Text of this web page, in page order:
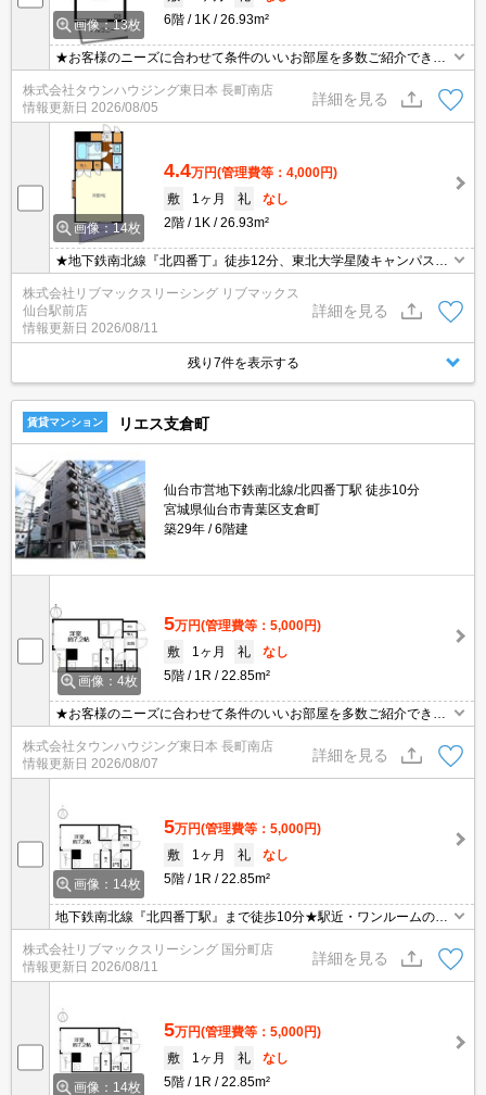
画像：13枚
6階
1K 26.93m²
★お客様のニーズに合わせて条件のいいお部屋を多数ご紹介できま
す★賃貸物件のお部屋探しはタウンハウジングへ
株式会社タウンハウジング東日本 長町南店
情報更新日 2026/08/05
詳細を見る
画像：14枚
4.4万円(管理費等：4,000円)
敷
1ヶ月 礼
なし
2階
1K 26.93m²
★地下鉄南北線『北四番丁』徒歩12分、東北大学星陵キャンパスま
で徒歩10分と通学便利な立地です。仙台市中心部へも徒歩圏内で買
物便利！洋室広々9帖・無料Wi-Fi・都市ガスで経済的！
株式会社リブマックスリーシング リブマックス
仙台駅前店
情報更新日 2026/08/11
詳細を見る
残り7件を表示する
賃貸マンション リエス支倉町
仙台市営地下鉄南北線/北四番丁駅 徒歩10分
宮城県仙台市青葉区支倉町
築29年
6階建
画像：4枚
5万円(管理費等：5,000円)
敷
1ヶ月 礼
なし
5階
1R 22.85m²
★お客様のニーズに合わせて条件のいいお部屋を多数ご紹介できま
す★賃貸物件のお部屋探しはタウンハウジングへ
株式会社タウンハウジング東日本 長町南店
情報更新日 2026/08/07
詳細を見る
画像：14枚
5万円(管理費等：5,000円)
敷
1ヶ月 礼
なし
5階
1R 22.85m²
地下鉄南北線『北四番丁駅』まで徒歩10分★駅近・ワンルームのお
部屋です！コンビニ・スーパー等が近くにあり生活便利です♪エレベ
ーター・バス・トイレ別・室内洗濯置場・光ファイバー・シューズ
ボックス・専用ゴミ置場あり
株式会社リブマックスリーシング 国分町店
情報更新日 2026/08/11
詳細を見る
画像：14枚
5万円(管理費等：5,000円)
敷
1ヶ月 礼
なし
5階
1R 22.85m²